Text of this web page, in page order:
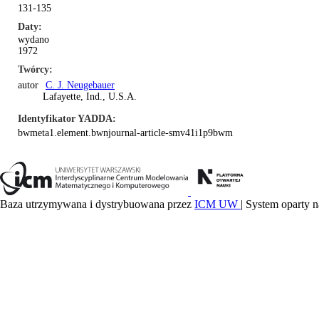
131-135
Daty
wydano
1972
Twórcy
autor
C. J. Neugebauer
Lafayette, Ind., U.S.A.
Identyfikator YADDA
bwmeta1.element.bwnjournal-article-smv41i1p9bwm
Baza utrzymywana i dystrybuowana przez ICM UW | System oparty